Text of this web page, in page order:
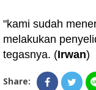
"kami sudah
melakukan
tegasnya. (Irwan)
Share: